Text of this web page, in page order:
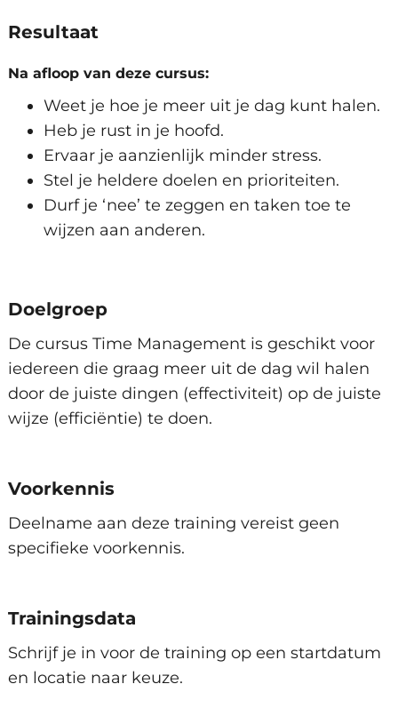
Patronen en gewoonten
Bewezen time management methodes
80-20 regel
Mindfulness
3 E’s: effectiviteit, efficiëntie en energie
Prioriteitenmatrix
Getting Things Done methode
Time management in de praktijk
Realistisch taken plannen en delegeren
Grenzen stellen en communiceren
Effectieve hulpmiddelen
Resultaat
Na afloop van deze cursus:
Weet je hoe je meer uit je dag kunt halen.
Heb je rust in je hoofd.
Ervaar je aanzienlijk minder stress.
Stel je heldere doelen en prioriteiten.
Durf je ‘nee’ te zeggen en taken toe te
wijzen aan anderen.
Doelgroep
De cursus Time Management is geschikt voor
iedereen die graag meer uit de dag wil halen
door de juiste dingen (effectiviteit) op de juiste
wijze (efficiëntie) te doen.
Voorkennis
Deelname aan deze training vereist geen
specifieke voorkennis.
Trainingsdata
Schrijf je in voor de training op een startdatum
en locatie naar keuze.